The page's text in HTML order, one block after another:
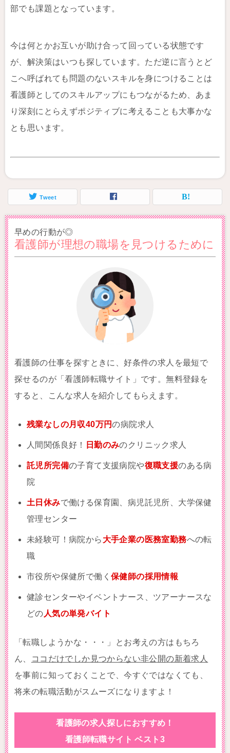
部でも課題となっています。
今は何とかお互いが助け合って回っている状態です
が、解決策はいつも探しています。ただ逆に言うとど
こへ呼ばれても問題のないスキルを身につけることは
看護師としてのスキルアップにもつながるため、あま
り深刻にとらえずポジティブに考えることも大事かな
とも思います。
Tweet
早めの行動が◎
看護師が理想の職場を見つけるために
看護師の仕事を探すときに、好条件の求人を最短で
探せるのが「看護師転職サイト」です。無料登録を
すると、こんな求人を紹介してもらえます。
残業なしの月収40万円の病院求人
人間関係良好！ 日勤のみのクリニック求人
託児所完備の子育て支援病院や復職支援のある病
院
土日休みで働ける保育園、病児託児所、大学保健
管理センター
未経験可！病院から 大手企業の医務室勤務への転
職
市役所や保健所で働く 保健師の採用情報
健診センターやイベントナース、ツアーナースな
どの 人気の単発バイト
「転職しようかな・・・」とお考えの方はもちろ
ん、
ココだけでしか見つからない非公開の新着求人
を事前に知っておくことで、今すぐではなくても、
将来の転職活動がスムーズになりますよ！
看護師の求人探しにおすすめ！
看護師転職サイト ベスト3